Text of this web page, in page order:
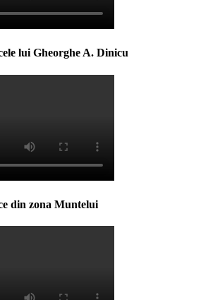
lui Gheorghe A. Dinicu
din zona Muntelui